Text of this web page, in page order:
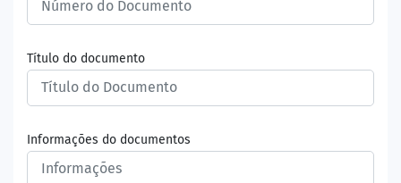
Título do documento
Informações do documentos